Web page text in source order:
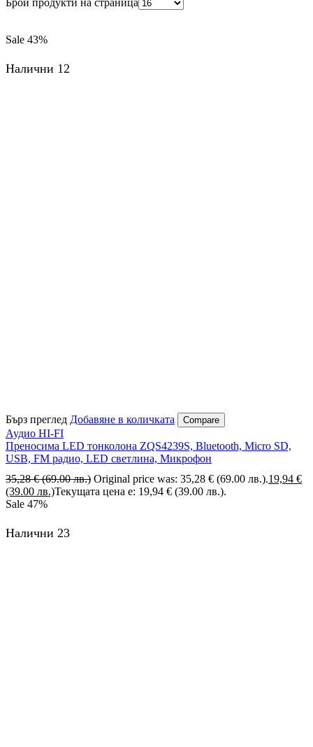
Sale 43%
Налични 12
Бърз преглед Добавяне в количката Compare
Аудио HI-FI
Преносима LED тонколона ZQS4239S, Bluetooth, Micro SD,
USB, FM радио, LED светлина, Микрофон
35,28€ (69.00 лв.) Original price was: 35,28 € (69.00 лв.).19,94 €
(39.00 лв.)Текущата цена е: 19,94 € (39.00 лв.).
Sale 47%
Налични 23